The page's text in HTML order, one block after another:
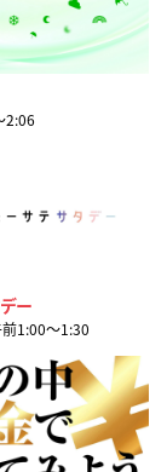
2:06
ー
1:00〜1:30